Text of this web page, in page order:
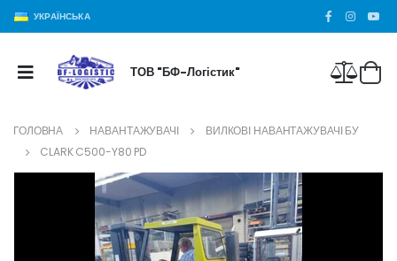
УКРАЇНСЬКА
ТОВ "БФ-Логістик"
ГОЛОВНА НАВАНТАЖУВАЧІ
ВИЛКОВІ НАВАНТАЖУВАЧІ БУ
CLARK C500-Y80 PD